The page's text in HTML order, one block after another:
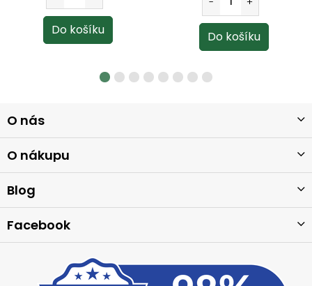
á
p
a
t
O nás
O nákupu
Blog
Facebook